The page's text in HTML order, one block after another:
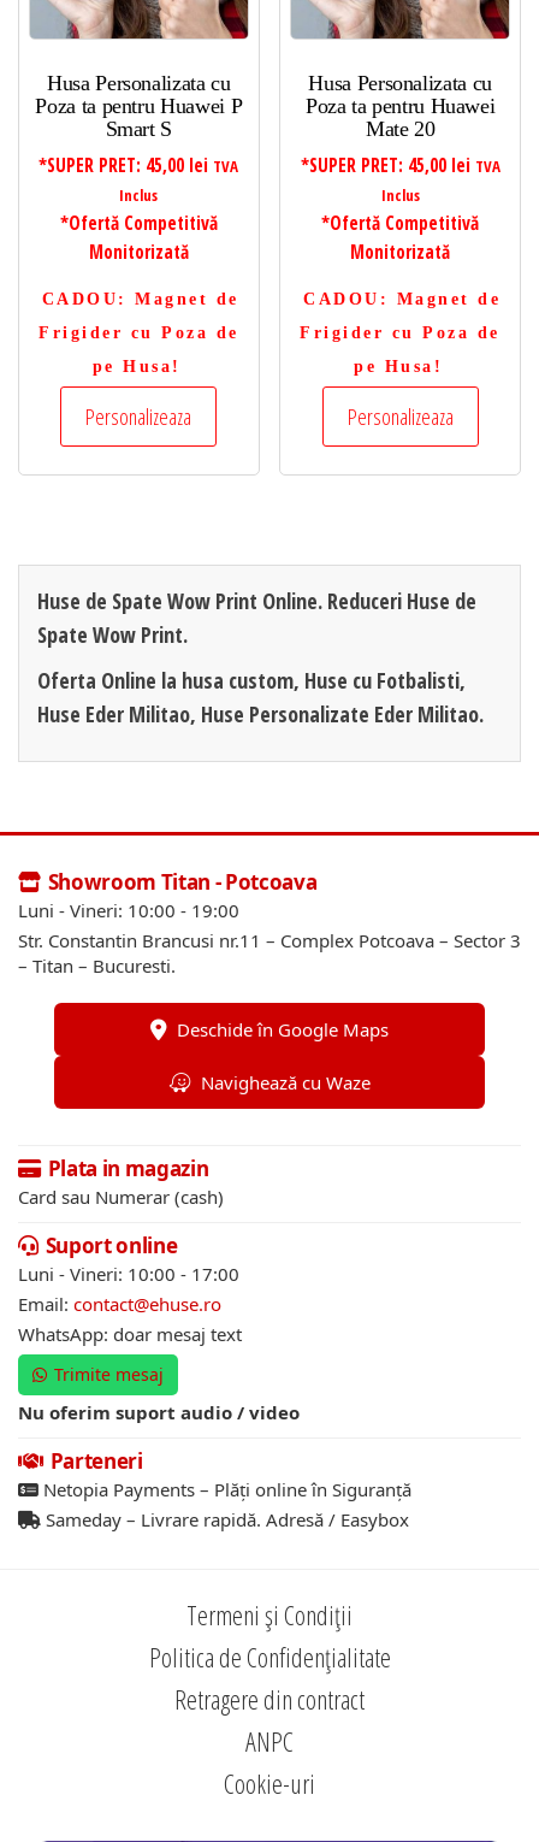
Husa Personalizata cu
Poza ta pentru Huawei P
Smart S
*SUPER PRET: 45,00 lei TVA
Inclus
*Ofertă Competitivă
Monitorizată
CADOU : Magnet de
Frigider cu Poza de
pe Husa!
Personalizeaza
Husa Personalizata cu
Poza ta pentru Huawei
Mate 20
*SUPER PRET: 45,00 lei TVA
Inclus
*Ofertă Competitivă
Monitorizată
CADOU : Magnet de
Frigider cu Poza de
pe Husa!
Personalizeaza
Huse de Spate Wow Print Online. Reduceri Huse de
Spate Wow Print.
Oferta Online la husa custom, Huse cu Fotbalisti,
Huse Eder Militao, Huse Personalizate Eder Militao.
Showroom Titan - Potcoava
Luni - Vineri: 10:00 - 19:00
Str. Constantin Brancusi nr.11 – Complex Potcoava – Sector 3
– Titan – Bucuresti.
Deschide în Google Maps
Navighează cu Waze
Plata in magazin
Card sau Numerar (cash)
Suport online
Luni - Vineri: 10:00 - 17:00
Email: contact@ehuse.ro
WhatsApp: doar mesaj text
Trimite mesaj
Nu oferim suport audio / video
Parteneri
Netopia Payments – Plăți online în Siguranță
Sameday – Livrare rapidă. Adresă / Easybox
Termeni și Condiții
Politica de Confidențialitate
Retragere din contract
ANPC
Cookie-uri